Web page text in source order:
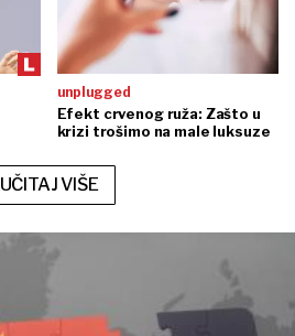
unplugged
Efekt crvenog ruža: Zašto u
krizi trošimo na male luksuze
UČITAJ VIŠE